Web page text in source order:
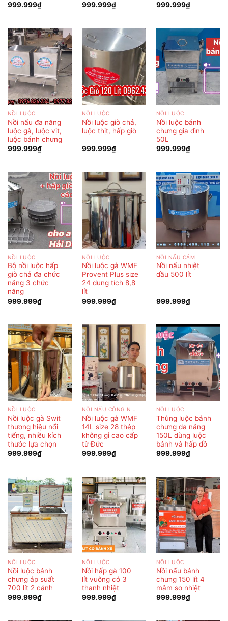
999.999₫ 999.999₫
999.999₫
NỒI LUỘC
Nồi nấu đa năng
luộc gà, luộc vịt,
luộc bánh chưng
999.999₫
NỒI LUỘC
Nồi luộc giò chả,
luộc thịt, hấp giò
999.999₫
NỒI LUỘC
Nồi luộc bánh
chưng gia đình
50L
999.999₫
NỒI LUỘC
Bộ nồi luộc hấp
giò chả đa chức
năng 3 chức
năng
999.999₫
NỒI LUỘC
Nồi luộc gà WMF
Provent Plus size
24 dung tích 8,8
lít
999.999₫
NỒI NẤU CÁM
Nồi nấu nhiệt
dầu 500 lít
999.999₫
NỒI LUỘC
Nồi luộc gà Swit
thương hiệu nổi
tiếng, nhiều kích
thước lựa chọn
999.999₫
Nồi luộc gà WMF
14L size 28 thép
không gỉ cao cấp
từ Đức
999.999₫
NỒI LUỘC
Thùng luộc bánh
chưng đa năng
150L dùng luộc
bánh và hấp đồ
999.999₫
NỒI LUỘC
Nồi luộc bánh
chưng áp suất
700 lít 2 cánh
999.999₫
NỒI LUỘC
Nồi hấp gà 100
lít vuông có 3
thanh nhiệt
999.999₫
NỒI LUỘC
Nồi nấu bánh
chưng 150 lít 4
mâm so nhiệt
999.999₫